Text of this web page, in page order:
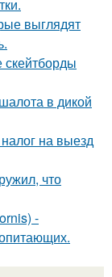
выглядят
скейтборды
в дикой
на выезд
что
-